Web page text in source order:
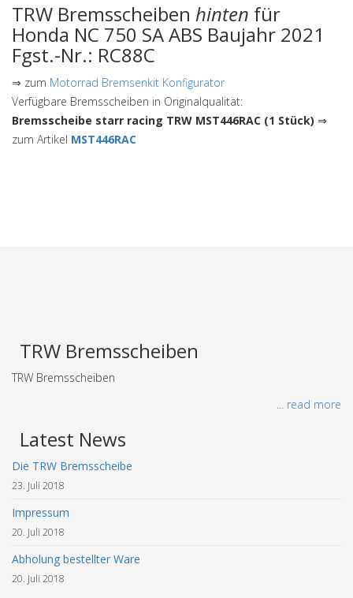
TRW Bremsscheiben hinten für
Honda NC 750 SA ABS Baujahr 2021
Fgst.-Nr.: RC88C
⇒ zum Motorrad Bremsenkit Konfigurator
Verfügbare Bremsscheiben in Originalqualität:
Bremsscheibe starr racing TRW MST446RAC (1 Stück) ⇒
zum Artikel MST446RAC
TRW Bremsscheiben
TRW Bremsscheiben
... read more
Latest News
Die TRW Bremsscheibe
23. Juli 2018
Impressum
20. Juli 2018
Abholung bestellter Ware
20. Juli 2018